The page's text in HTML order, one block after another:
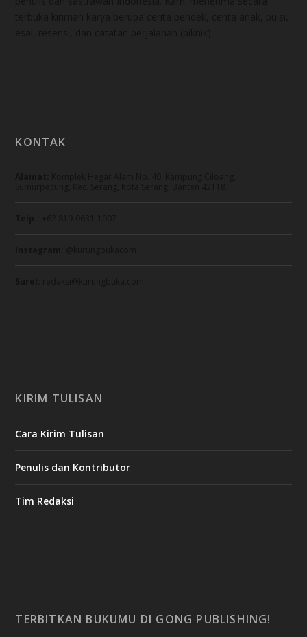
KONTAK
KIRIM TULISAN
Cara Kirim Tulisan
Penulis dan Kontributor
Tim Redaksi
TERBITKAN BUKUMU DI GONG PUBLISHING!